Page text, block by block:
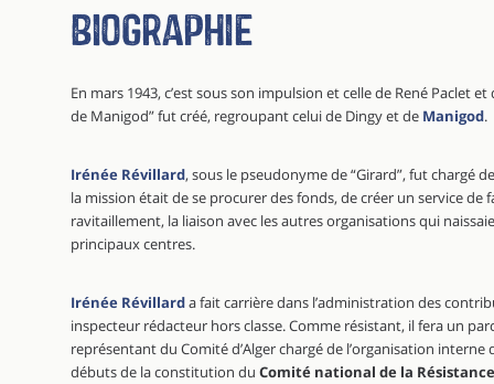
Biographie
En mars 1943, c’est sous son impulsion et celle de René Paclet et
de Manigod” fut créé, regroupant celui de Dingy et de Manigod.
Irénée Révillard, sous le pseudonyme de “Girard”, fut chargé
la mission était de se procurer des fonds, de créer un service de
ravitaillement, la liaison avec les autres organisations qui
principaux centres.
Irénée Révillarda fait carrière dans l’administration des
inspecteur rédacteur hors classe. Comme résistant, il fera un
représentant du Comité d’Alger chargé de l’organisation
débuts de la constitution du Comité national de la Résistance